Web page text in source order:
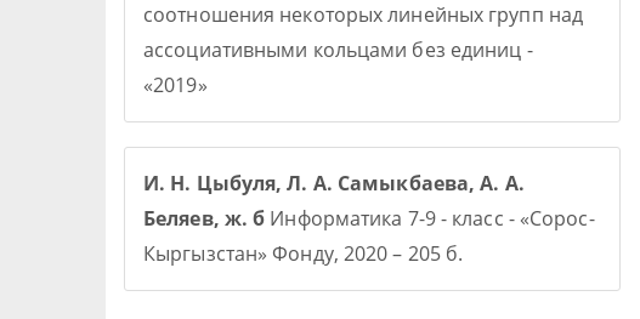
соотношения некоторых линейных групп над
ассоциативными кольцами без единиц -
«2019»
И. Н. Цыбуля, Л. А. Самыкбаева, А. А.
Беляев, ж. б Информатика 7-9 - класс - «Сорос-
Кыргызстан» Фонду, 2020 – 205 б.